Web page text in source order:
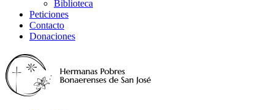
Biblioteca
Peticiones
Contacto
Donaciones